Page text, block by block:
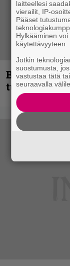
Blind
tuplasingle
laitteellesi
vierailit, IP-
Pääset
Hylkääminen
käytettävyyteen.
Jotkin
suostumusta,
vastustaa tätä
seuraavalla